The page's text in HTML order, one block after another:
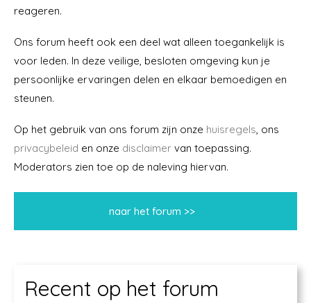
reageren.
Ons forum heeft ook een deel wat alleen toegankelijk is
voor leden. In deze veilige, besloten omgeving kun je
persoonlijke ervaringen delen en elkaar bemoedigen en
steunen.
Op het gebruik van ons forum zijn onze huisregels , ons
privacybeleid en onze disclaimer van toepassing.
Moderators zien toe op de naleving hiervan.
naar het forum >>
Recent op het forum